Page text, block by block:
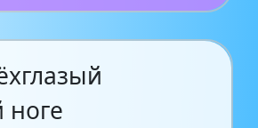
ноге